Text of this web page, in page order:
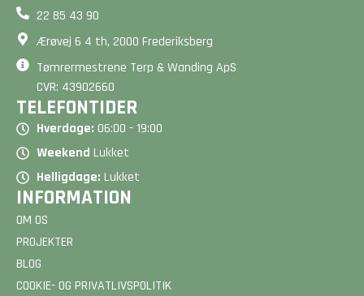
22 85 43 90
Ærøvej 6 4 th, 2000 Frederiksberg
Tømrermestrene Terp & Wanding ApS
CVR: 43902660
TELEFONTIDER
Hverdage: 06:00 - 19:00
Weekend Lukket
Helligdage: Lukket
INFORMATION
OM OS
PROJEKTER
BLOG
COOKIE- OG PRIVATLIVSPOLITIK